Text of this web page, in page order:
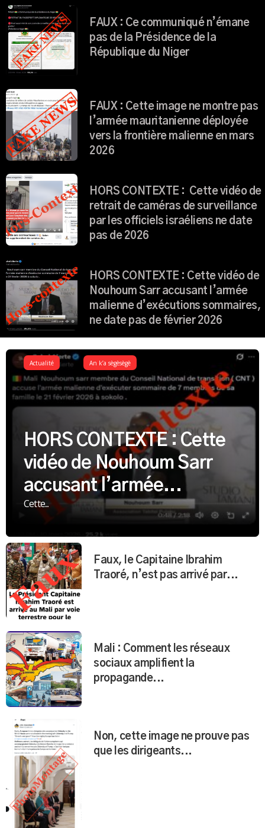
FAUX : Ce communiqué n’émane
pas de la Présidence de la
République du Niger
FAUX : Cette image ne montre pas
l’armée mauritanienne déployée
vers la frontière malienne en mars
2026
HORS CONTEXTE : Cette vidéo de
retrait de caméras de surveillance
par les officiels israéliens ne date
pas de 2026
HORS CONTEXTE : Cette vidéo de
Nouhoum Sarr accusant l’armée
malienne d’exécutions sommaires,
ne date pas de février 2026
Actualité An k’a sègèsègè
HORS CONTEXTE : Cette
vidéo de Nouhoum Sarr
accusant l’armée...
Cette...
Faux, le Capitaine Ibrahim
Traoré, n’est pas arrivé par...
Mali : Comment les réseaux
sociaux amplifient la
propagande...
Non, cette image ne prouve pas
que les dirigeants...